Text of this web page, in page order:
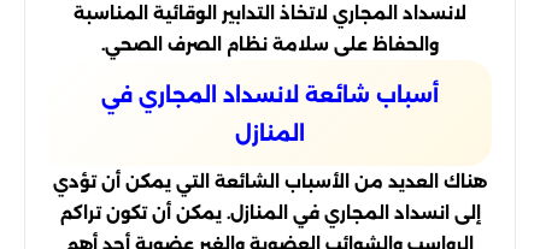
لانسداد المجاري لاتخاذ التدابير الوقائية المناسبة
والحفاظ على سلامة نظام الصرف الصحي.
أسباب شائعة لانسداد المجاري في
المنازل
هناك العديد من الأسباب الشائعة التي يمكن أن تؤدي
إلى انسداد المجاري في المنازل. يمكن أن تكون تراكم
الرواسب والشوائب العضوية والغير عضوية أحد أهم